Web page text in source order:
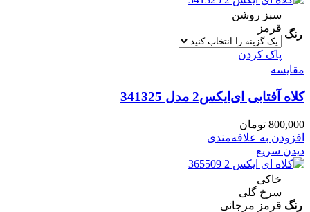
رنگ
سبز روشن
قرمز
پاک کردن
مقایسه
کلاه آفتابی ای‌ایکس2 مدل 341325
800,000 تومان
افزودن به علاقه‌مندی
دیدن سریع
رنگ
خاکی
سرخ گلی
قرمز مرجانی